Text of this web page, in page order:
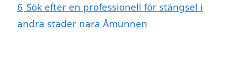
6 Sök efter en professionell för stängsel i
andra städer nära Åmunnen